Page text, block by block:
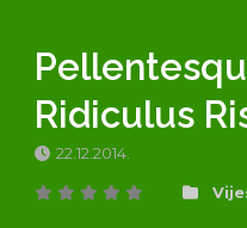
Ridiculus
22.12.2014.